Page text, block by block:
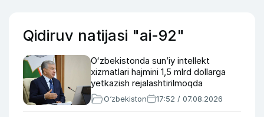
Qidiruv natijasi "ai-92"
Oʻzbekistonda sunʼiy intellekt
xizmatlari hajmini 1,5 mlrd dollarga
yetkazish rejalashtirilmoqda
O‘zbekiston 17:52 / 07.08.2026